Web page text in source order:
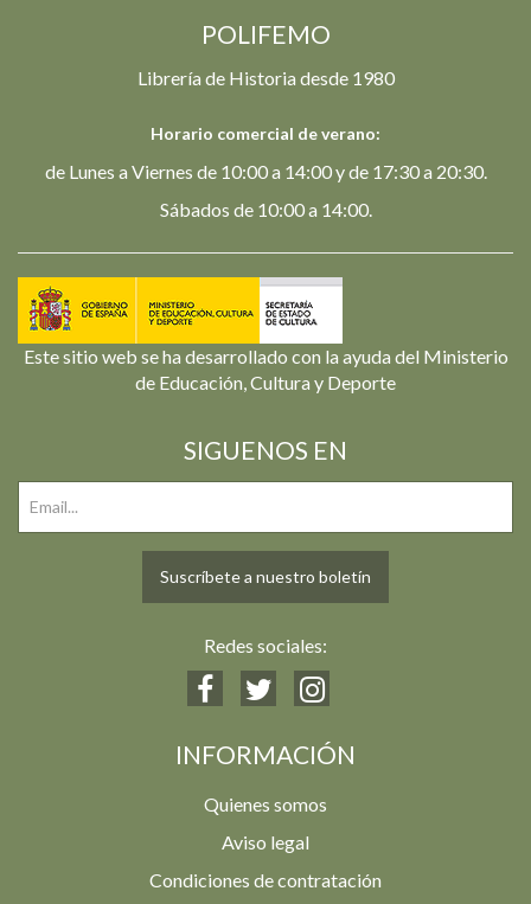
POLIFEMO
Librería de Historia desde 1980
Horario comercial de verano:
de Lunes a Viernes de 10:00 a 14:00 y de 17:30 a 20:30.
Sábados de 10:00 a 14:00.
Este sitio web se ha desarrollado con la ayuda del Ministerio
de Educación, Cultura y Deporte
SIGUENOS EN
Suscríbete a nuestro boletín
Redes sociales:
INFORMACIÓN
Quienes somos
Aviso legal
Condiciones de contratación